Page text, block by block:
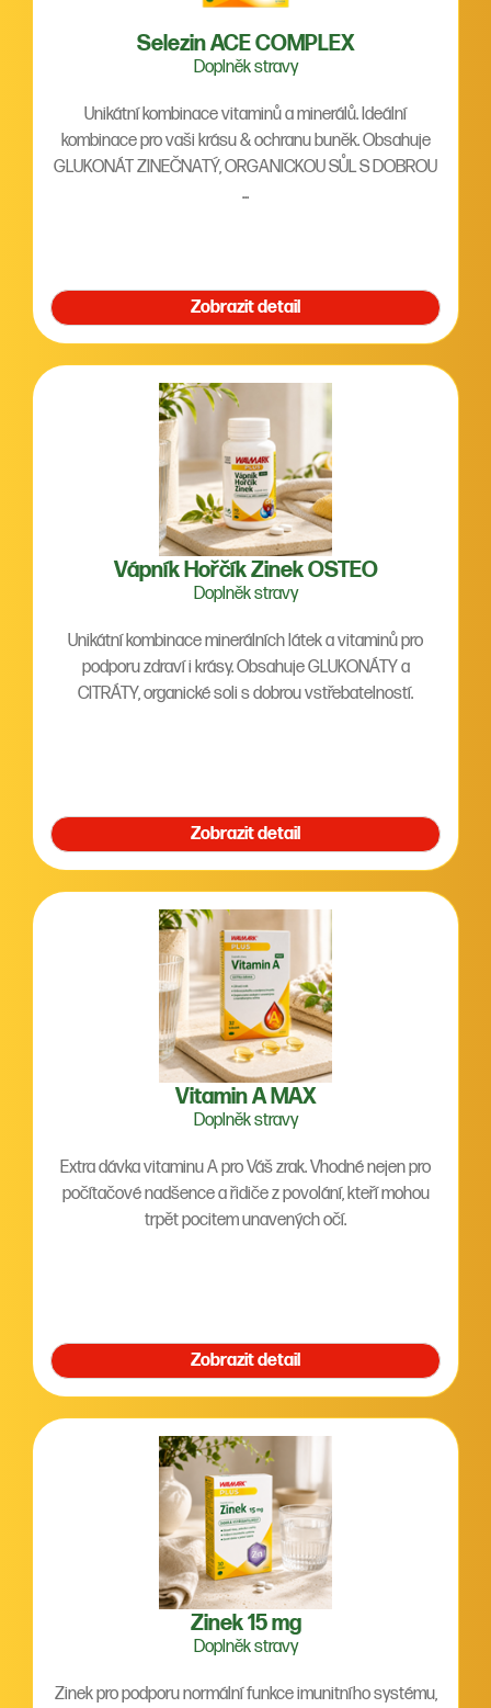
Selezin ACE COMPLEX
Doplněk stravy
Unikátní kombinace vitaminů a minerálů. Ideální
kombinace pro vaši krásu & ochranu buněk. Obsahuje
GLUKONÁT ZINEČNATÝ, ORGANICKOU SŮL S DOBROU
...
Zobrazit detail
Vápník Hořčík Zinek OSTEO
Doplněk stravy
Unikátní kombinace minerálních látek a vitaminů pro
podporu zdraví i krásy. Obsahuje GLUKONÁTY a
CITRÁTY, organické soli s dobrou vstřebatelností.
Zobrazit detail
Vitamin A MAX
Doplněk stravy
Extra dávka vitaminu A pro Váš zrak. Vhodné nejen pro
počítačové nadšence a řidiče z povolání, kteří mohou
trpět pocitem unavených očí.
Zobrazit detail
Zinek 15 mg
Doplněk stravy
Zinek pro podporu normální funkce imunitního systému,